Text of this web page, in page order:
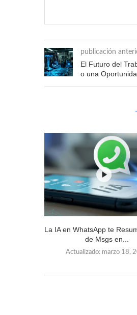
publicación
El Futuro del
o una
La IA en WhatsApp te
de Msgs en...
Actualizado:marzo 18,